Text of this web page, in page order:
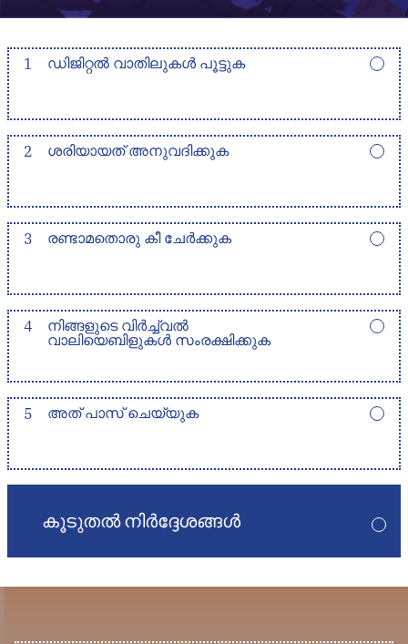
1 ഡിജിറ്റൽ വാതിലുകൾ പൂട്ടുക
2 ശരിയായത് അനുവദിക്കുക
3 രണ്ടാമതൊരു കീ ചേർക്കുക
4
നിങ്ങളുടെ വിർച്ച്വൽ
വാലിയെബിളുകൾ സംരക്ഷിക്കുക
5 അത് പാസ് ചെയ്യുക
കൂടുതൽ നിർദ്ദേശങ്ങൾ